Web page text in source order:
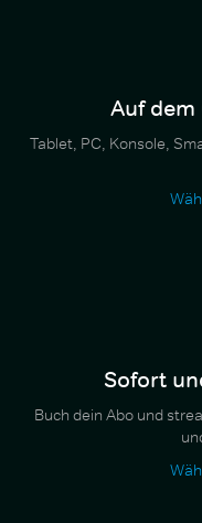
Auf dem
Tablet, PC, Konsole,
Sofort
Buch dein Abo und